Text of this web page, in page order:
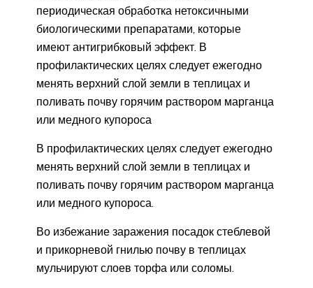
периодическая обработка нетоксичными
биологическими препаратами, которые
имеют антигрибковый эффект. В
профилактических целях следует ежегодно
менять верхний слой земли в теплицах и
поливать почву горячим раствором марганца
или медного купороса
В профилактических целях следует ежегодно
менять верхний слой земли в теплицах и
поливать почву горячим раствором марганца
или медного купороса.
Во избежание заражения посадок стеблевой
и прикорневой гнилью почву в теплицах
мульчируют слоев торфа или соломы.